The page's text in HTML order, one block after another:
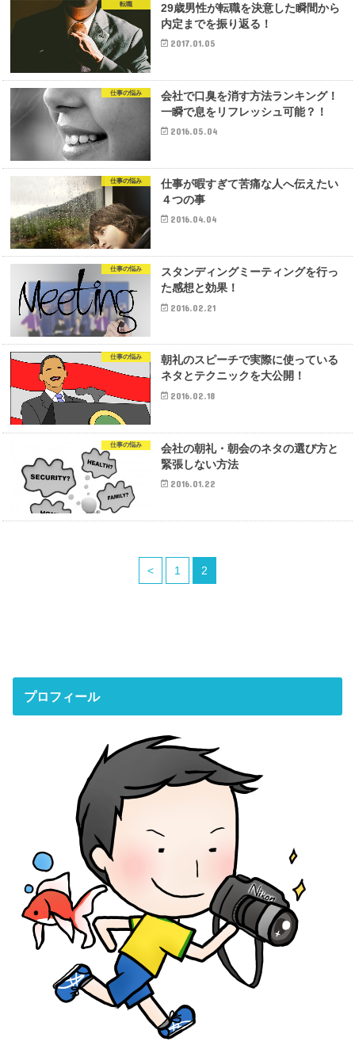
転職
29歳男性が転職を決意した瞬間から
内定までを振り返る！
2017.01.05
仕事の悩み
会社で口臭を消す方法ランキング！
一瞬で息をリフレッシュ可能？！
2016.05.04
仕事の悩み
仕事が暇すぎて苦痛な人へ伝えたい
４つの事
2016.04.04
仕事の悩み
スタンディングミーティングを行っ
た感想と効果！
2016.02.21
仕事の悩み
朝礼のスピーチで実際に使っている
ネタとテクニックを大公開！
2016.02.18
仕事の悩み
会社の朝礼・朝会のネタの選び方と
緊張しない方法
2016.01.22
< 1 2
プロフィール